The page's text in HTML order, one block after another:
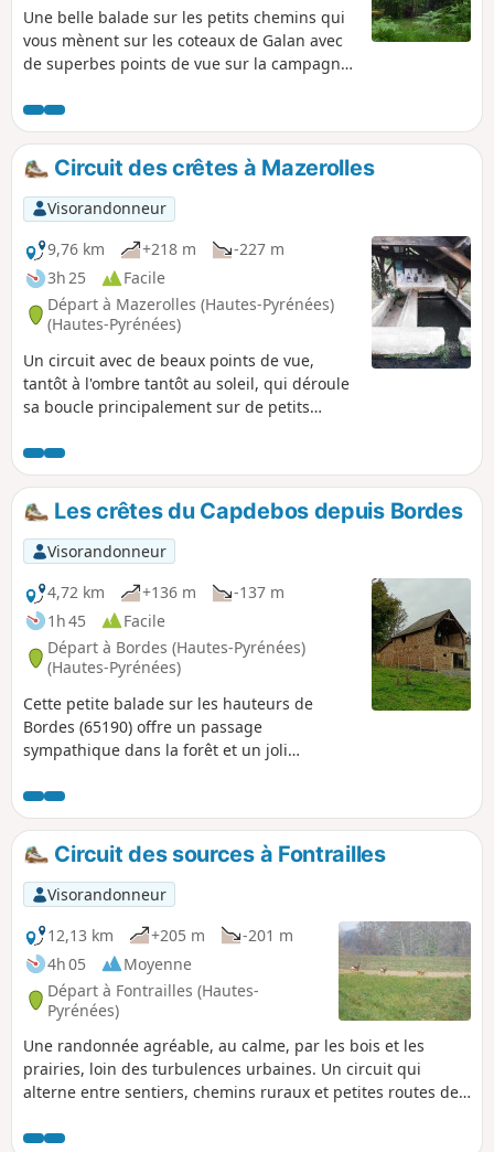
Une belle balade sur les petits chemins qui
vous mènent sur les coteaux de Galan avec
de superbes points de vue sur la campagne
parcours sportif pour une remise en forme
avant les sentiers de montagne un peu plus
au sud.Circuit des crêtes à Mazerolles
Visorandonneur
9,76 km
+218 m
-227 m
3h 25
Facile
Départ à Mazerolles (Hautes-Pyrénées)
(Hautes-Pyrénées)
Un circuit avec de beaux points de vue,
tantôt à l'ombre tantôt au soleil, qui déroule
sa boucle principalement sur de petits
après une période pluvieuse.
Les crêtes du Capdebos depuis Bordes
Visorandonneur
4,72 km
+136 m
-137 m
1h 45
Facile
Départ à Bordes (Hautes-Pyrénées)
(Hautes-Pyrénées)
Cette petite balade sur les hauteurs de
Bordes (65190) offre un passage
sympathique dans la forêt et un joli
Circuit des sources à Fontrailles
Visorandonneur
12,13 km
+205 m
-201 m
4h 05
Moyenne
Départ à Fontrailles (Hautes-
Pyrénées)
Une randonnée agréable, au calme, par les bois et les
prairies, loin des turbulences urbaines. Un circuit qui
alterne entre sentiers, chemins ruraux et petites routes de